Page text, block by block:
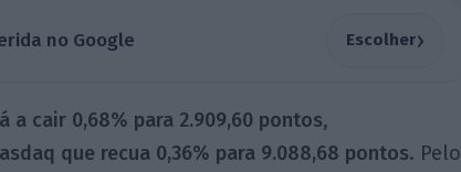
no Google Escolher›
a cair 0,68% para 2.909,60 pontos,
que recua 0,36% para 9.088,68 pontos. Pelo